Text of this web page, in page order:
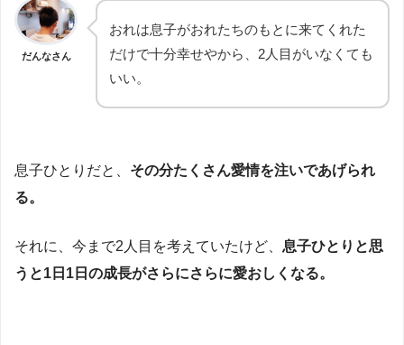
だんなさん
おれは息子がおれたちのもとに来てくれた
だけで十分幸せやから、2人目がいなくても
いい。
息子ひとりだと、 その分たくさん愛情を注いであげられ
る。
それに、今まで2人目を考えていたけど、 息子ひとりと思
うと1日1日の成長がさらにさらに愛おしくなる。